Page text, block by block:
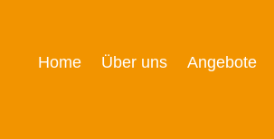
Home Über uns Angebote